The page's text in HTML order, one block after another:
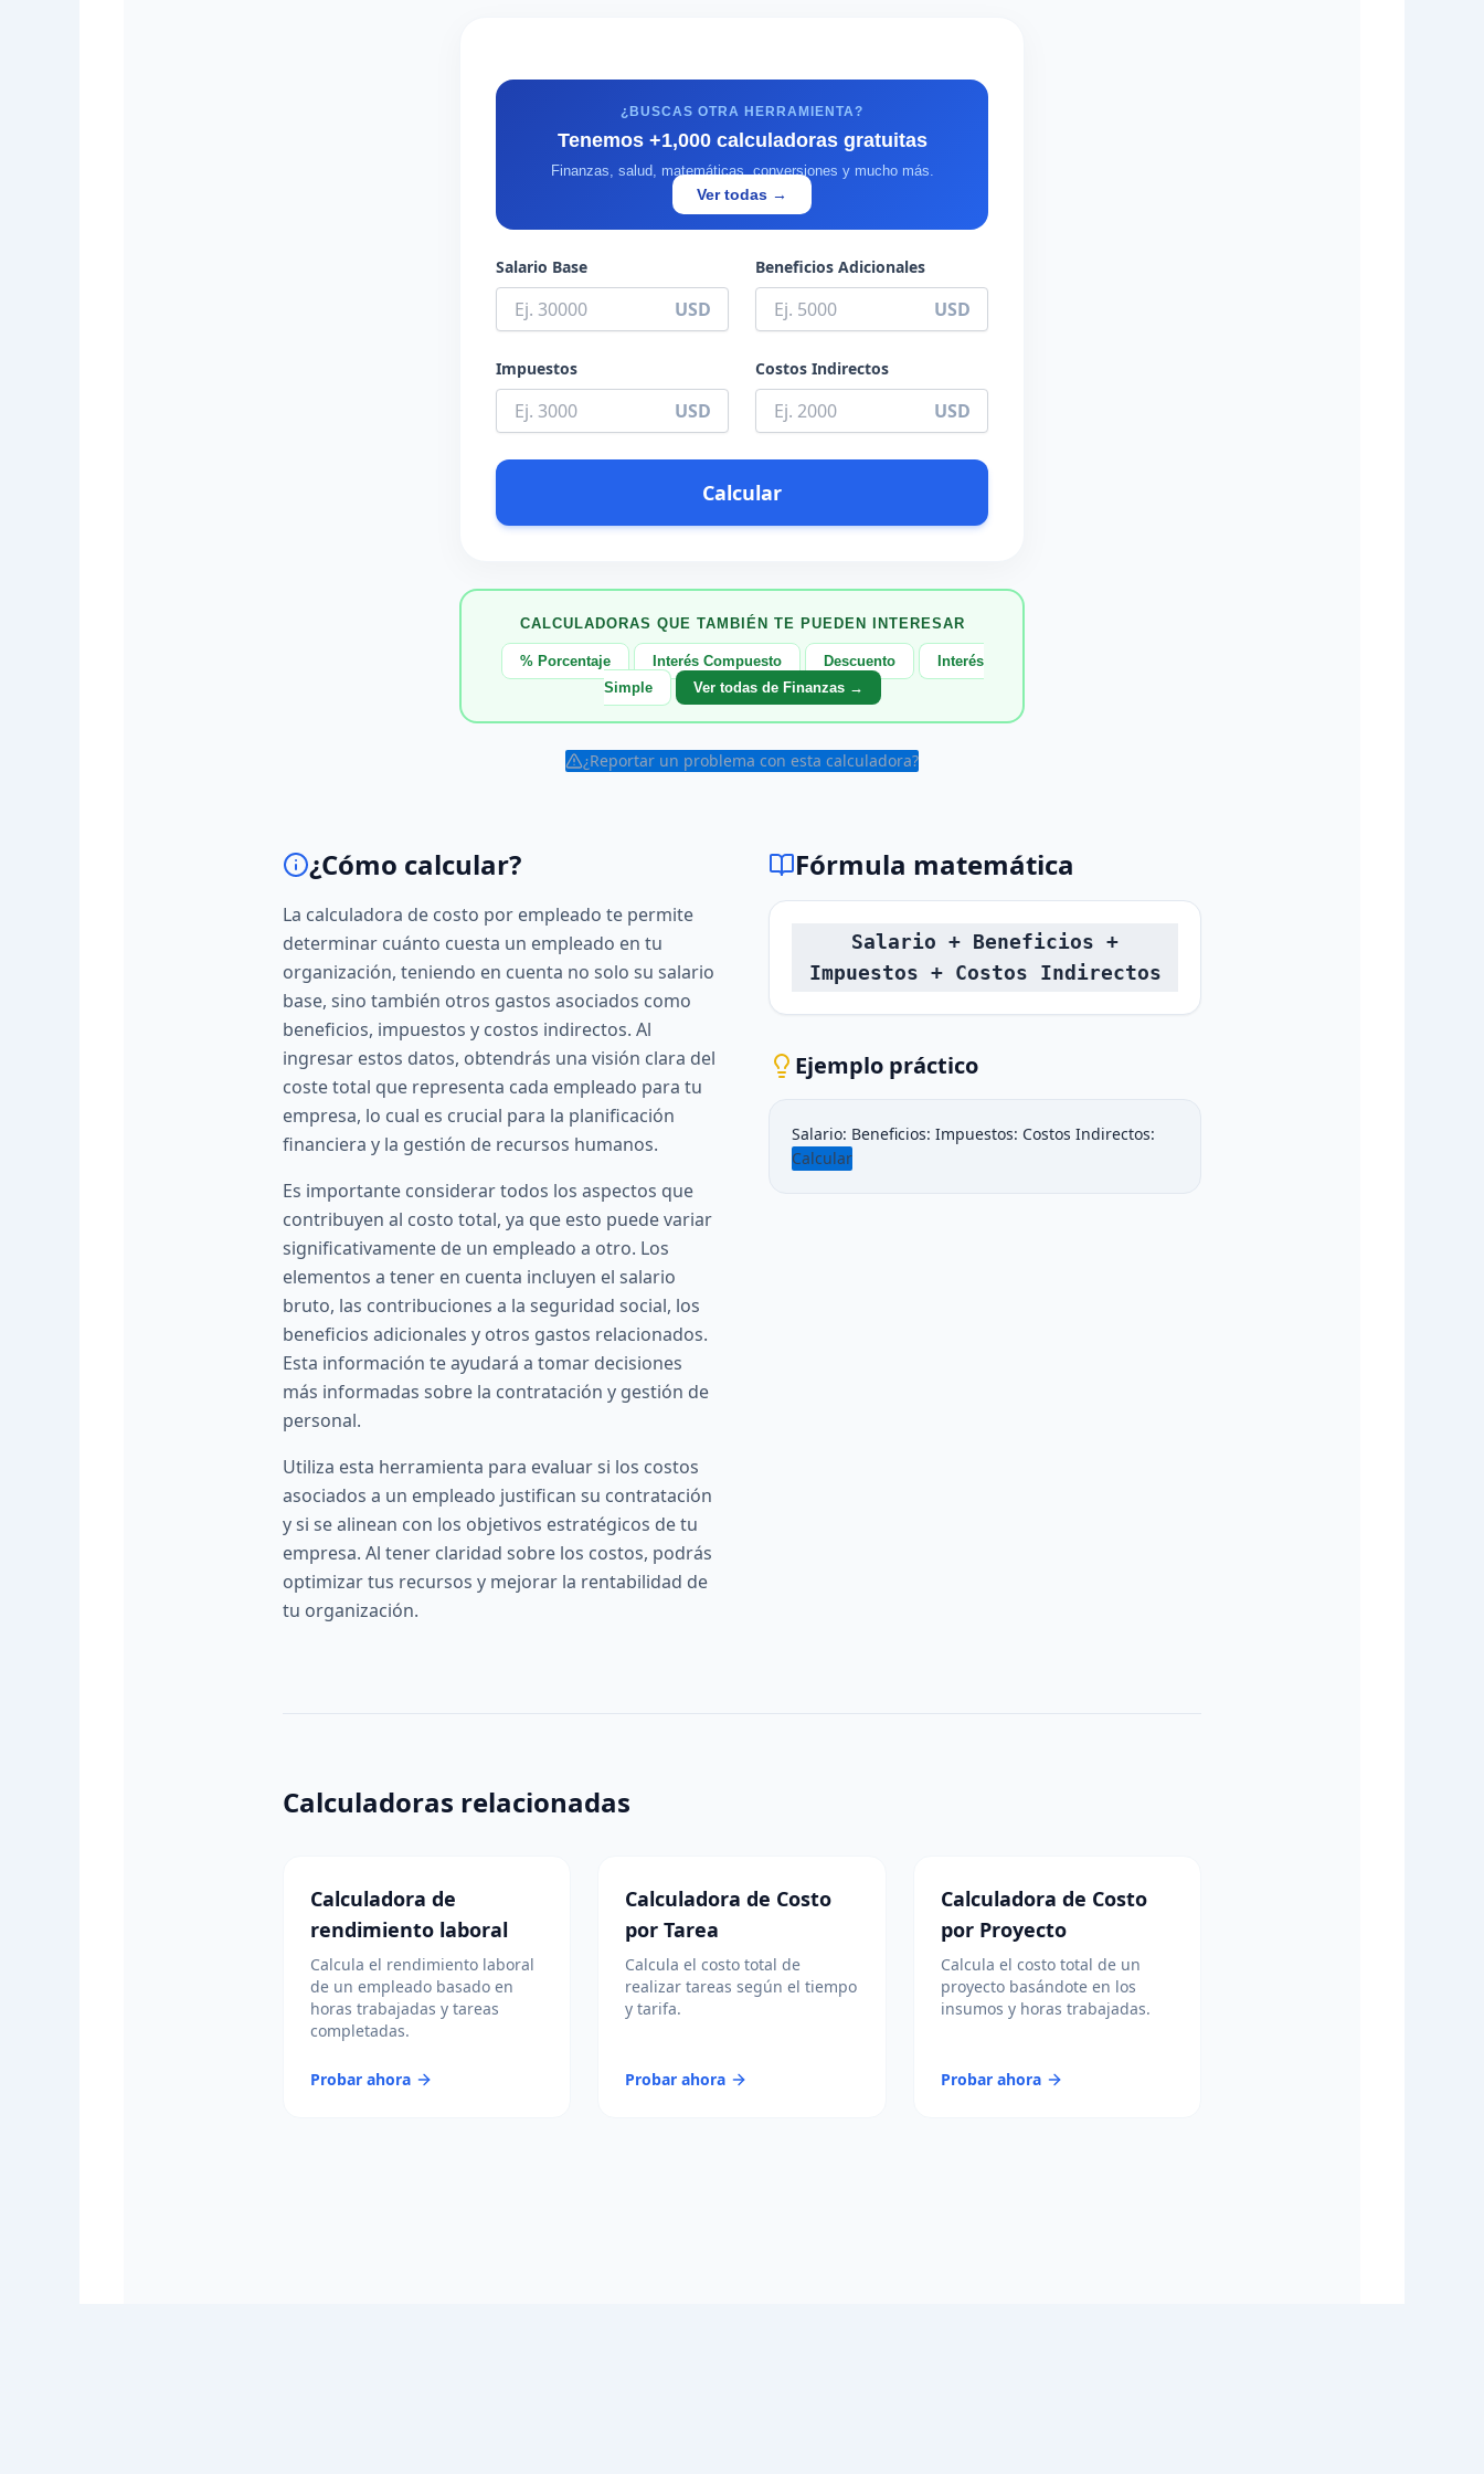
¿BUSCAS OTRA HERRAMIENTA?
Tenemos +1,000 calculadoras gratuitas
Finanzas, salud, matemáticas, conversiones y mucho más.
Ver todas →
Salario Base
USD
Beneficios Adicionales
USD
Impuestos
USD
Costos Indirectos
USD
Calcular
CALCULADORAS QUE TAMBIÉN TE PUEDEN INTERESAR
% Porcentaje Interés Compuesto Descuento
Interés
Simple
Ver todas de Finanzas →
¿Reportar un problema con esta calculadora?
¿Cómo calcular?
La calculadora de costo por empleado te permite
determinar cuánto cuesta un empleado en tu
organización, teniendo en cuenta no solo su salario
base, sino también otros gastos asociados como
beneficios, impuestos y costos indirectos. Al
ingresar estos datos, obtendrás una visión clara del
coste total que representa cada empleado para tu
empresa, lo cual es crucial para la planificación
financiera y la gestión de recursos humanos.
Es importante considerar todos los aspectos que
contribuyen al costo total, ya que esto puede variar
significativamente de un empleado a otro. Los
elementos a tener en cuenta incluyen el salario
bruto, las contribuciones a la seguridad social, los
beneficios adicionales y otros gastos relacionados.
Esta información te ayudará a tomar decisiones
más informadas sobre la contratación y gestión de
personal.
Utiliza esta herramienta para evaluar si los costos
asociados a un empleado justifican su contratación
y si se alinean con los objetivos estratégicos de tu
empresa. Al tener claridad sobre los costos, podrás
optimizar tus recursos y mejorar la rentabilidad de
tu organización.
Fórmula matemática
Salario + Beneficios +
Impuestos + Costos Indirectos
Ejemplo práctico
Salario: Beneficios: Impuestos: Costos Indirectos:
Calcular
Calculadoras relacionadas
Calculadora de
rendimiento laboral
Calcula el rendimiento laboral
de un empleado basado en
horas trabajadas y tareas
completadas.
Probar ahora
Calculadora de Costo
por Tarea
Calcula el costo total de
realizar tareas según el tiempo
y tarifa.
Probar ahora
Calculadora de Costo
por Proyecto
Calcula el costo total de un
proyecto basándote en los
insumos y horas trabajadas.
Probar ahora